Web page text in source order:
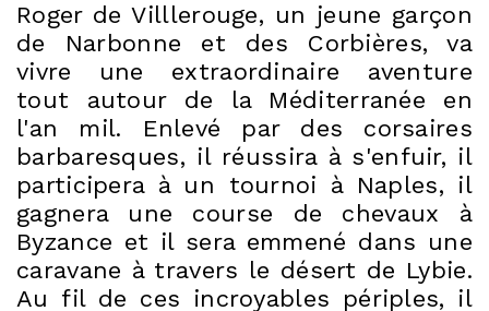
Roger de Villlerouge, un jeune garçon
de Narbonne et des Corbières, va
vivre une extraordinaire aventure
tout autour de la Méditerranée en
l'an mil. Enlevé par des corsaires
barbaresques, il réussira à s'enfuir, il
participera à un tournoi à Naples, il
gagnera une course de chevaux à
Byzance et il sera emmené dans une
caravane à travers le désert de Lybie.
Au fil de ces incroyables périples, il